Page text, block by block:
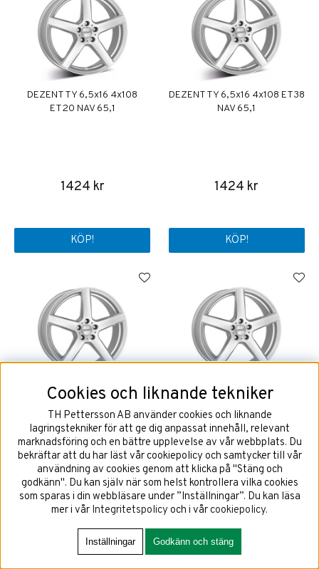
DEZENT TY 6,5x16 4x108
ET20 NAV 65,1
1424 kr
KÖP!
DEZENT TY 6,5x16 4x108 ET38
NAV 65,1
1424 kr
KÖP!
DEZENT TY 6,5x16 4x108
1424 kr
KÖP!
DEZENT TY 6,5x16 4x108
1424 kr
KÖP!
Cookies och liknande tekniker
TH Pettersson AB använder cookies och liknande
lagringstekniker för att ge dig anpassat innehåll, relevant
marknadsföring och en bättre upplevelse av vår webbplats. Du
bekräftar att du har läst vår cookiepolicy och samtycker till vår
användning av cookies genom att klicka på "Stäng och
godkänn". Du kan själv när som helst kontrollera vilka cookies
som sparas i din webbläsare under ”Inställningar”. Du kan läsa
mer i vår Integritetspolicy och i vår cookiepolicy.
Inställningar Godkänn och stäng